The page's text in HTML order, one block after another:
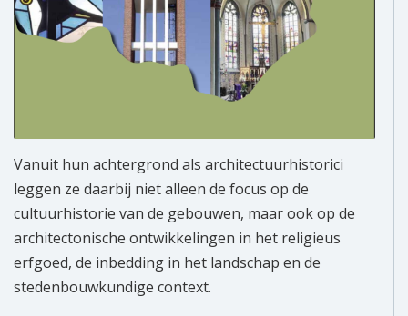
Vanuit hun achtergrond als architectuurhistorici
leggen ze daarbij niet alleen de focus op de
cultuurhistorie van de gebouwen, maar ook op de
architectonische ontwikkelingen in het religieus
erfgoed, de inbedding in het landschap en de
stedenbouwkundige context.